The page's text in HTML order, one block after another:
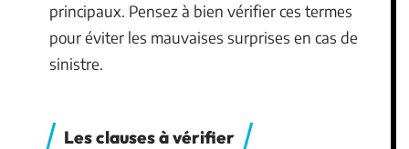
principaux. Pensez à bien vérifier ces termes
pour éviter les mauvaises surprises en cas de
sinistre.
Les clauses à vérifier